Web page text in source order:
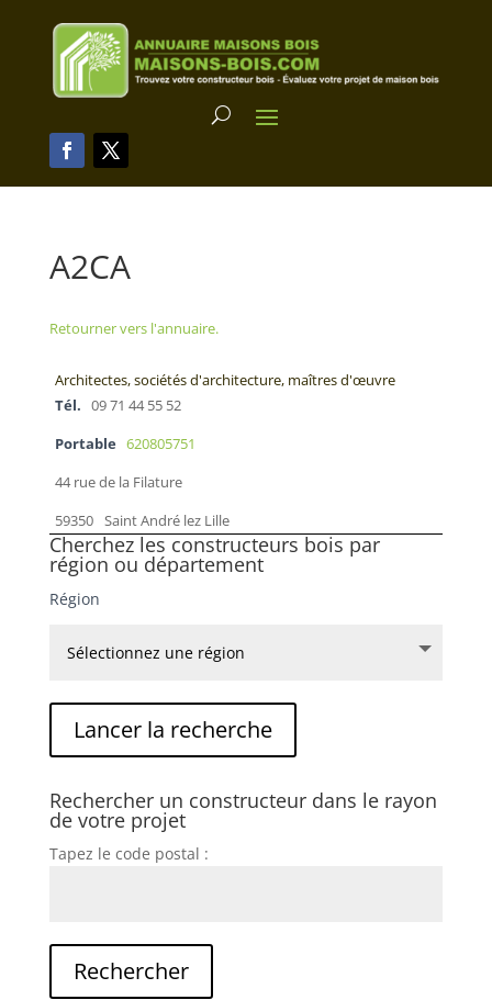
A2CA
Retourner vers l'annuaire.
Architectes, sociétés d'architecture, maîtres d'œuvre
Tél. 09 71 44 55 52
Portable 620805751
44 rue de la Filature
59350 Saint André lez Lille
Cherchez les constructeurs bois par
région ou département
Région
Rechercher un constructeur dans le rayon
de votre projet
Tapez le code postal :